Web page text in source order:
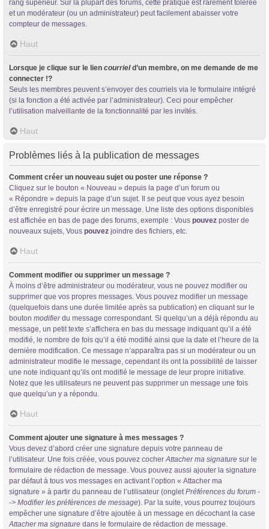
rang supérieur. Sur la plupart des forums, cette pratique est rarement tolérée
et un modérateur (ou un administrateur) peut facilement abaisser votre
compteur de messages.
Haut
Lorsque je clique sur le lien courrield’un membre, on me demande de me
connecter !?
Seuls les membres peuvent s’envoyer des courriels via le formulaire intégré
(si la fonction a été activée par l’administrateur). Ceci pour empêcher
l’utilisation malveillante de la fonctionnalité par les invités.
Haut
Problèmes liés à la publication de messages
Comment créer un nouveau sujet ou poster une réponse ?
Cliquez sur le bouton « Nouveau » depuis la page d’un forum ou
« Répondre » depuis la page d’un sujet. Il se peut que vous ayez besoin
d’être enregistré pour écrire un message. Une liste des options disponibles
est affichée en bas de page des forums, exemple : Vous pouvez poster de
nouveaux sujets, Vous pouvez joindre des fichiers, etc.
Haut
Comment modifier ou supprimer un message ?
À moins d’être administrateur ou modérateur, vous ne pouvez modifier ou
supprimer que vos propres messages. Vous pouvez modifier un message
(quelquefois dans une durée limitée après sa publication) en cliquant sur le
bouton modifierdu message correspondant. Si quelqu’un a déjà répondu au
message, un petit texte s’affichera en bas du message indiquant qu’il a été
modifié, le nombre de fois qu’il a été modifié ainsi que la date et l’heure de la
dernière modification. Ce message n’apparaîtra pas si un modérateur ou un
administrateur modifie le message, cependant ils ont la possibilité de laisser
une note indiquant qu’ils ont modifié le message de leur propre initiative.
Notez que les utilisateurs ne peuvent pas supprimer un message une fois
que quelqu’un y a répondu.
Haut
Comment ajouter une signature à mes messages ?
Vous devez d’abord créer une signature depuis votre panneau de
l’utilisateur. Une fois créée, vous pouvez cocherAttacher ma signature sur le
formulaire de rédaction de message. Vous pouvez aussi ajouter la signature
par défaut à tous vos messages en activant l’option « Attacher ma
signature » à partir du panneau de l’utilisateur (ongletPréférences du forum -
-> Modifier les préférences de message). Par la suite, vous pourrez toujours
empêcher une signature d’être ajoutée à un message en décochant la case
Attacher ma signature dans le formulaire de rédaction de message.